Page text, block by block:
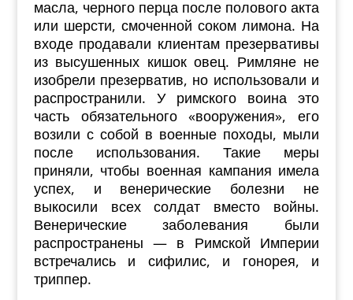
масла, черного перца после полового акта
или шерсти, смоченной соком лимона. На
входе продавали клиентам презервативы
из высушенных кишок овец. Римляне не
изобрели презерватив, но использовали и
распространили. У римского воина это
часть обязательного «вооружения», его
возили с собой в военные походы, мыли
после использования. Такие меры
приняли, чтобы военная кампания имела
успех, и венерические болезни не
выкосили всех солдат вместо войны.
Венерические заболевания были
распространены — в Римской Империи
встречались и сифилис, и гонорея, и
триппер.